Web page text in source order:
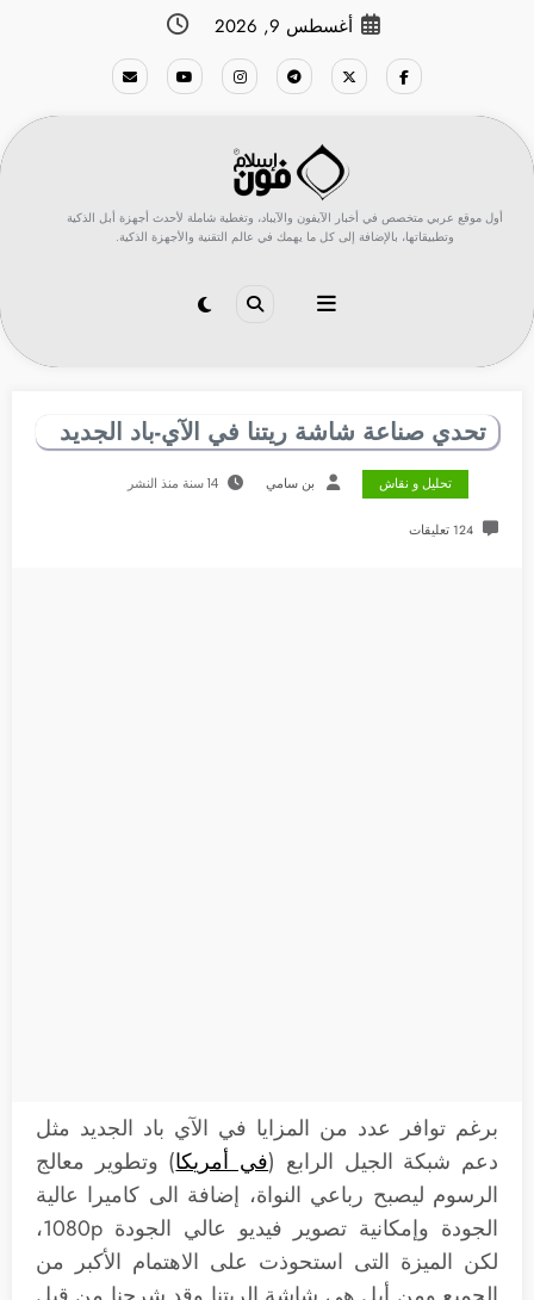
أغسطس 9, 2026
أول موقع عربي متخصص في أخبار الآيفون والآيباد، وتغطية شاملة لأحدث أجهزة أبل الذكية
وتطبيقاتها، بالإضافة إلى كل ما يهمك في عالم التقنية والأجهزة الذكية.
تحدي صناعة شاشة ريتنا في الآي-باد الجديد
تحليل و نقاش بن سامي 14 سنة منذ النشر
124 تعليقات
برغم توافر عدد من المزايا في الآي باد الجديد مثل
دعم شبكة الجيل الرابع (في أمريكا) وتطوير معالج
الرسوم ليصبح رباعي النواة، إضافة الى كاميرا عالية
الجودة وإمكانية تصوير فيديو عالي الجودة 1080p،
لكن الميزة التى استحوذت على الاهتمام الأكبر من